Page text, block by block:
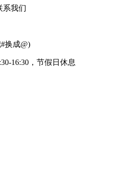
系我们
换成@)
16:30，节假日休息